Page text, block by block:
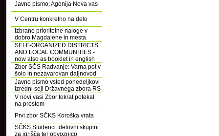
Javno pismo: Agonija Nova vas
V Centru konkretno na delo
Izbrane prioritetne naloge v
dobro Magdalene in mesta
SELF-ORGANIZED DISTRICTS
AND LOCAL COMMUNITIES -
now also as booklet in english
Zbor SČS Radvanje: Varna pot v
šolo in nezavarovan daljnovod
Javno pismo vsled ponedeljkovi
izredni seji Državnega zbora RS
V novi vasi Zbor tokrat potekal
na prostem
Prvi zbor SČKS Koroška vrata
SČKS Studenci: delovni skupini
za igrišča ter obvoznico